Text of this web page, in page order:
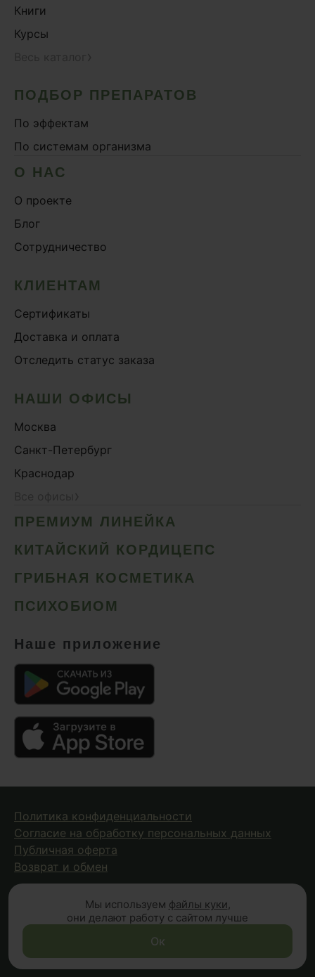
Книги
Курсы
ПОДБОР ПРЕПАРАТОВ
По эффектам
По системам организма
О НАС
О проекте
Блог
Сотрудничество
КЛИЕНТАМ
Сертификаты
Доставка и оплата
Отследить статус заказа
НАШИ ОФИСЫ
Москва
Санкт-Петербург
Краснодар
ПРЕМИУМ ЛИНЕЙКА
КИТАЙСКИЙ КОРДИЦЕПС
ГРИБНАЯ КОСМЕТИКА
ПСИХОБИОМ
Наше приложение
Политика конфиденциальности
Согласие на обработку персональных данных
Публичная оферта
Возврат и обмен
© 2026 Fungiline — зарегистрированная торговая марка.
Копирование материалов с сайта запрещено.
Вся информация на сайте носит справочный характер и
не является публичной офертой (п.2 ст.437 ГК РФ)
Мы используем файлы куки,
они делают работу с сайтом лучше
Ок